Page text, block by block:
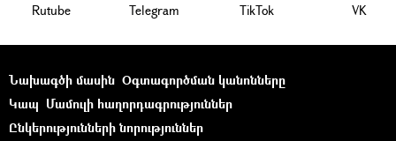
Rutube Telegram ТikТоk VK
Նախագծի մասին Օգտագործման կանոնները
Կապ Մամուլի հաղորդագրություններ
Ընկերությունների նորություններ